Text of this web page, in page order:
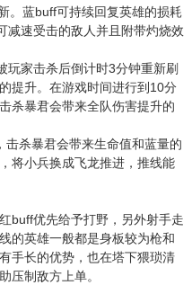
。蓝buff可持续回复英雄的损耗
减速受击的敌人并且附带灼烧效
玩家击杀后倒计时3分钟重新刷
提升。在游戏时间进行到10分
杀暴君会带来全队伤害提升的
杀暴君会带来生命值和蓝量的
将小兵换成飞龙推进，推线能
buff优先给予打野，另外射手走
的英雄一般都是身板较为枪和
手长的优势，也在塔下猥琐清
压制敌方上单。